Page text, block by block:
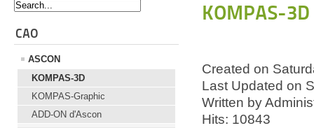
CAO
ASCON
KOMPAS-3D
KOMPAS-Graphic
ADD-ON d'Ascon
KOMPAS-
Created on
Last Updated on
Written by
Hits: 10843